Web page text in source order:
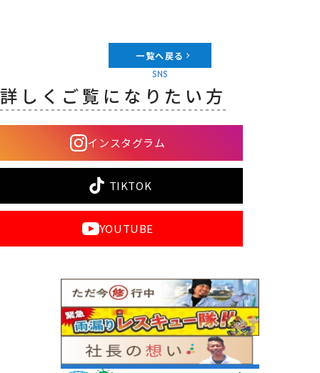
一覧へ戻る
SNS
詳しくご覧になりたい方
インスタグラム
TIKTOK
YOUTUBE